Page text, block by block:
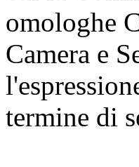
omologhe
Camera e
termine di